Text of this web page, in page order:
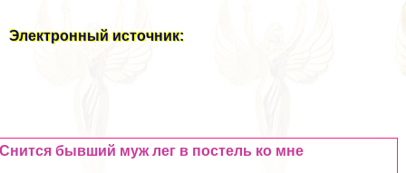
Электронный источник:
Снится бывший муж лег в постель ко мне